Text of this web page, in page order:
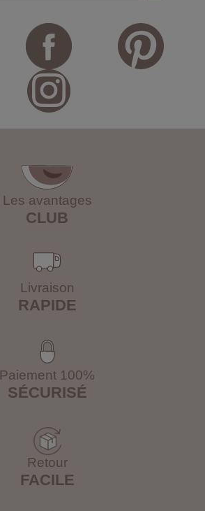
Les avantages
CLUB
Livraison
RAPIDE
Paiement 100%
SÉCURISÉ
Retour
FACILE